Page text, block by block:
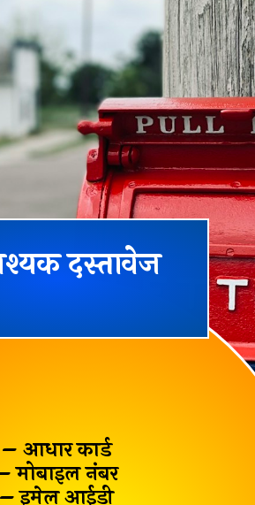
दस्तावेज
– आधार कार्ड
मोबाइल नंबर
– इमेल आईडी